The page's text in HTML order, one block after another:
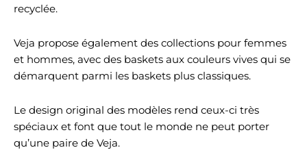
recyclée.
Veja propose également des collections pour femmes
et hommes, avec des baskets aux couleurs vives qui se
démarquent parmi les baskets plus classiques.
Le design original des modèles rend ceux-ci très
spéciaux et font que tout le monde ne peut porter
qu’une paire de Veja.